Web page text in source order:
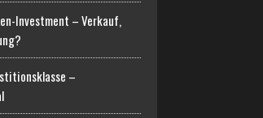
Investment – Verkauf,
–